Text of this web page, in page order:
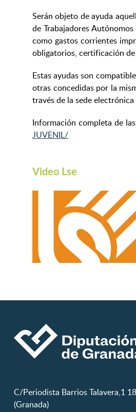
Serán objeto de ayuda
de Trabajadores
como gastos corrientes
obligatorios, certificación
Estas ayudas son
otras concedidas por la
través de la sede
Información completa de
JUVENIL/
Video Lse
C/Periodista Barrios Talavera,1
(Granada)